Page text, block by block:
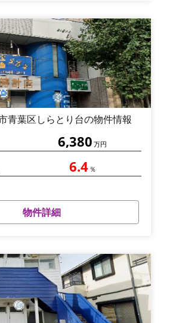
青葉区しらとり台の物件情報
6,380 万円
6.4 ％
物件詳細